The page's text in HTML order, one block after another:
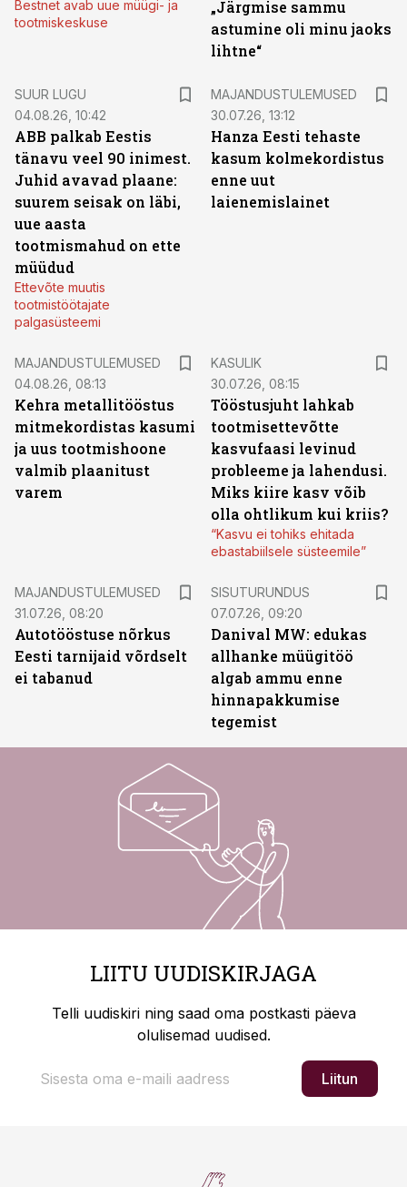
Bestnet avab uue müügi- ja
tootmiskeskuse
„Järgmise sammu
astumine oli minu jaoks
lihtne“
SUUR LUGU
04.08.26, 10:42
ABB palkab Eestis
tänavu veel 90 inimest.
Juhid avavad plaane:
suurem seisak on läbi,
uue aasta
tootmismahud on ette
müüdud
Ettevõte muutis
tootmistöötajate
palgasüsteemi
MAJANDUSTULEMUSED
30.07.26, 13:12
Hanza Eesti tehaste
kasum kolmekordistus
enne uut
laienemislainet
MAJANDUSTULEMUSED
04.08.26, 08:13
Kehra metallitööstus
mitmekordistas kasumi
ja uus tootmishoone
valmib plaanitust
varem
KASULIK
30.07.26, 08:15
Tööstusjuht lahkab
tootmisettevõtte
kasvufaasi levinud
probleeme ja lahendusi.
Miks kiire kasv võib
olla ohtlikum kui kriis?
“Kasvu ei tohiks ehitada
ebastabiilsele süsteemile”
MAJANDUSTULEMUSED
31.07.26, 08:20
Autotööstuse nõrkus
Eesti tarnijaid võrdselt
ei tabanud
SISUTURUNDUS
07.07.26, 09:20
Danival MW: edukas
allhanke müügitöö
algab ammu enne
hinnapakkumise
tegemist
LIITU UUDISKIRJAGA
Telli uudiskiri ning saad oma postkasti päeva
olulisemad uudised.
Liitun